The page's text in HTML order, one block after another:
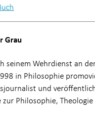
Grau
seinem Wehrdienst an
in Philosophie
und
zur Philosophie,